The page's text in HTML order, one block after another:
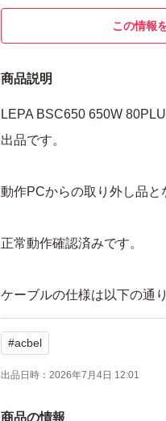
この情報
商品説明
LEPA BSC650 650W
出品です。
動作PCからの取り外し品と
正常動作確認済みです。
ケーブルの仕様は以下の通
・24ピン ATX電源ケーブル
・4+4ピン EPSケーブル×1
#acbel
出品日時： 2026年7月4日 12:01
商品の情報